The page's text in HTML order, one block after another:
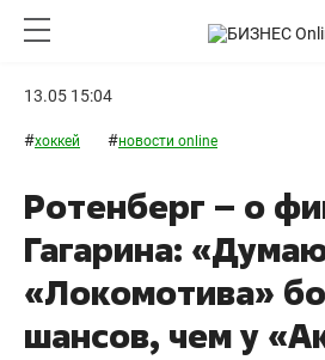
13.05 15:04
#хоккей #новости online
Ротенберг – о
Гагарина:
«Локомотива»
шансов, чем у